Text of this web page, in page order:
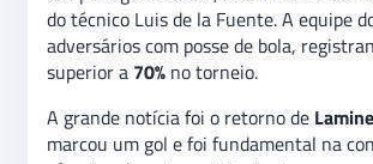
do técnico Luis de la Fuente. A equipe
adversários com posse de bola,
superior a 70% no torneio.
A grande notícia foi o retorno de
marcou um gol e foi fundamental na